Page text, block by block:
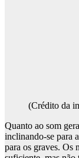
(Crédito da
Quanto ao som
inclinando-se para
para os graves. Os